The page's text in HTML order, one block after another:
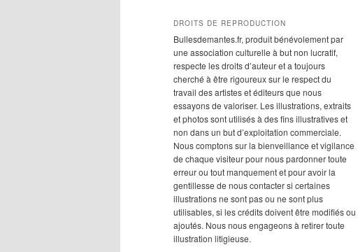
DROITS DE REPRODUCTION
Bullesdemantes.fr, produit bénévolement par
une association culturelle à but non lucratif,
respecte les droits d’auteur et a toujours
cherché à être rigoureux sur le respect du
travail des artistes et éditeurs que nous
essayons de valoriser. Les illustrations, extraits
et photos sont utilisés à des fins illustratives et
non dans un but d’exploitation commerciale.
Nous comptons sur la bienveillance et vigilance
de chaque visiteur pour nous pardonner toute
erreur ou tout manquement et pour avoir la
gentillesse de nous contacter si certaines
illustrations ne sont pas ou ne sont plus
utilisables, si les crédits doivent être modifiés ou
ajoutés. Nous nous engageons à retirer toute
illustration litigieuse.